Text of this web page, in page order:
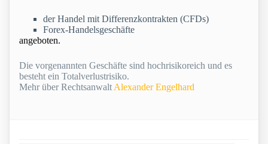
der Handel mit Differenzkontrakten (CFDs)
Forex-Handelsgeschäfte
angeboten.
Die vorgenannten Geschäfte sind hochrisikoreich und es
besteht ein Totalverlustrisiko.
Mehr über Rechtsanwalt Alexander Engelhard